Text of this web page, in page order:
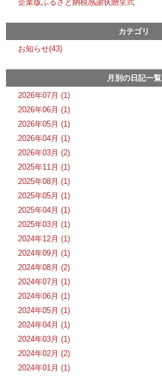
企業版ふるさと納税感謝状贈呈式
カテゴリ
お知らせ(43)
月別の日記一覧
2026年07月 (1)
2026年06月 (1)
2026年05月 (1)
2026年04月 (1)
2026年03月 (2)
2025年11月 (1)
2025年08月 (1)
2025年05月 (1)
2025年04月 (1)
2025年03月 (1)
2024年12月 (1)
2024年09月 (1)
2024年08月 (2)
2024年07月 (1)
2024年06月 (1)
2024年05月 (1)
2024年04月 (1)
2024年03月 (1)
2024年02月 (2)
2024年01月 (1)